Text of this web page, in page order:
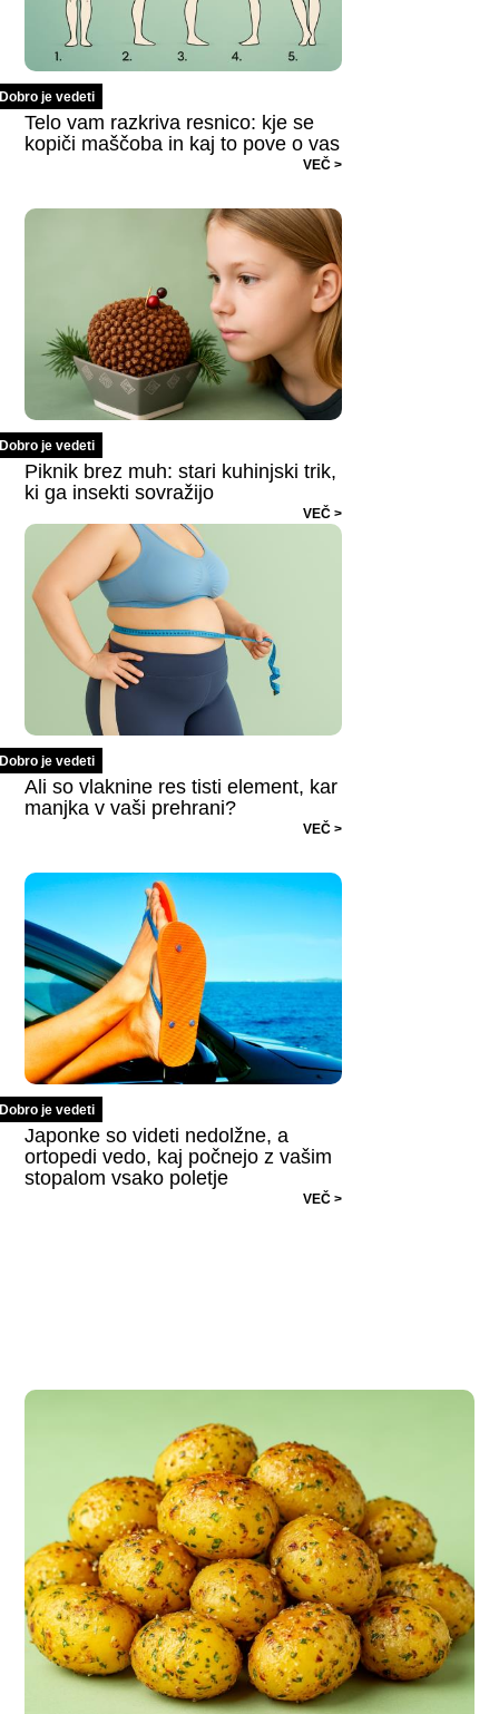
Dobro je vedeti
Telo vam razkriva resnico: kje se
kopiči maščoba in kaj to pove o vas
VEČ >
Dobro je vedeti
Piknik brez muh: stari kuhinjski trik,
ki ga insekti sovražijo
VEČ >
Dobro je vedeti
Ali so vlaknine res tisti element, kar
manjka v vaši prehrani?
VEČ >
Dobro je vedeti
Japonke so videti nedolžne, a
ortopedi vedo, kaj počnejo z vašim
stopalom vsako poletje
VEČ >